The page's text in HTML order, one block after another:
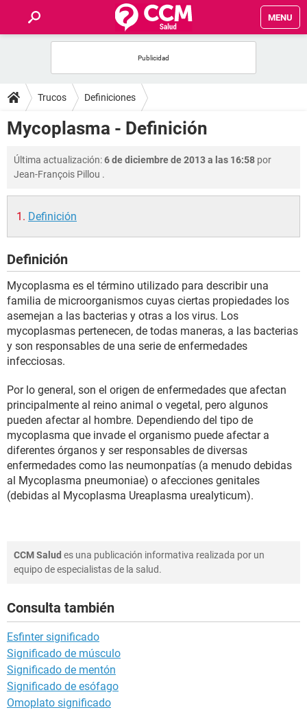
MENU
FOROS
SALUD
FAMILIA
NUTRICIÓN
SEXUALIDAD
GLOSARIO
Trucos Definiciones
Mycoplasma - Definición
Última actualización:6 de diciembre de 2013 a las 16:58 por
Jean-François Pillou .
Definición
Definición
Mycoplasma es el término utilizado para describir una
familia de microorganismos cuyas ciertas propiedades los
asemejan a las bacterias y otras a los virus. Los
mycoplasmas pertenecen, de todas maneras, a las bacterias
y son responsables de una serie de enfermedades
infecciosas.
Por lo general, son el origen de enfermedades que afectan
principalmente al reino animal o vegetal, pero algunos
pueden afectar al hombre. Dependiendo del tipo de
mycoplasma que invade el organismo puede afectar a
diferentes órganos y ser responsables de diversas
enfermedades como las neumonpatías (a menudo debidas
al Mycoplasma pneumoniae) o afecciones genitales
(debidas al Mycoplasma Ureaplasma urealyticum).
CCM Salud es una publicación informativa realizada por un
equipo de especialistas de la salud.
Consulta también
Esfinter significado
Significado de músculo
Significado de mentón
Significado de esófago
Omoplato significado